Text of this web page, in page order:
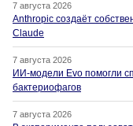
7 августа 2026
Anthropic создаёт
Claude
7 августа 2026
ИИ-модели Evo помогли
бактериофагов
7 августа 2026